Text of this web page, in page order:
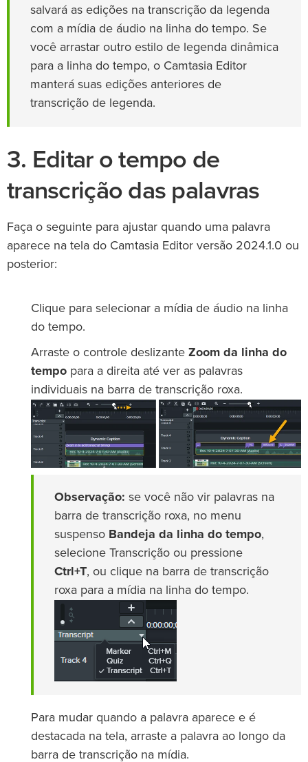
salvará as edições na transcrição da legenda
com a mídia de áudio na linha do tempo. Se
você arrastar outro estilo de legenda dinâmica
para a linha do tempo, o Camtasia Editor
manterá suas edições anteriores de
transcrição de legenda.
3. Editar o tempo de
transcrição das palavras
Faça o seguinte para ajustar quando uma palavra
aparece na tela do Camtasia Editor versão 2024.1.0 ou
posterior:
Clique para selecionar a mídia de áudio na linha
do tempo.
Arraste o controle deslizante Zoom da linha do
tempo para a direita até ver as palavras
individuais na barra de transcrição roxa.
Observação: se você não vir palavras na
barra de transcrição roxa, no menu
suspenso Bandeja da linha do tempo,
selecione Transcrição ou pressione
Ctrl+T, ou clique na barra de transcrição
roxa para a mídia na linha do tempo.
Para mudar quando a palavra aparece e é
destacada na tela, arraste a palavra ao longo da
barra de transcrição na mídia.